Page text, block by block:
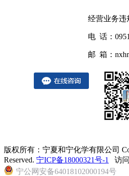
经营业务违
电 话：
邮 箱：
版权所有：宁夏和宁化学有限公司
Reserved. 宁ICP备18000321号-1
访
宁公网安备64018102000194号